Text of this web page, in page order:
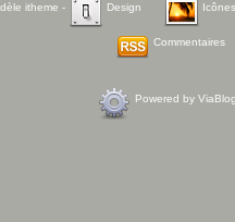
itheme - Design Icônes
Commentaires
Powered by